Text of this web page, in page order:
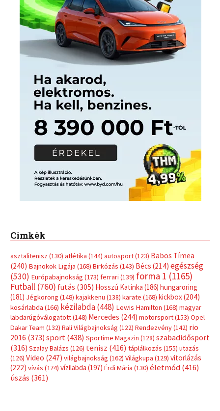
Címkék
asztalitenisz (130) atlétika (144) autosport(123) Babos Tímea
(240) Bajnokok Ligája (168) Birkózás (143) Bécs (214) egészség
(530) Európabajnokság (173) ferrari (139) forma 1 (1165)
Futball (760) futás (305) Hosszú Katinka (186) hungaroring
(181) Jégkorong (148) kajakkenu (138) karate (168) kickbox(204)
kosárlabda (166) kézilabda(448) Lewis Hamilton (168) magyar
labdarúgóválogatott(148) Mercedes (244) motorsport(153) Opel
Dakar Team (132) Rali Világbajnokság (122) Rendezvény(142) rio
2016 (373) sport(438) Sportime Magazin (128) szabadidősport
(316) Szalay Balázs (126) tenisz (416) táplálkozás (155) utazás
(126) Video (247) világbajnokság (162) Világkupa (129) vitorlázás
(222) vívás (174) vízilabda (197) Érdi Mária (130) életmód(416)
úszás (361)